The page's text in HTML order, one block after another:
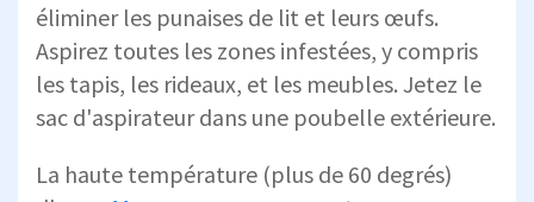
éliminer les punaises de lit et leurs œufs.
Aspirez toutes les zones infestées, y compris
les tapis, les rideaux, et les meubles. Jetez le
sac d'aspirateur dans une poubelle extérieure.
La haute température (plus de 60 degrés)